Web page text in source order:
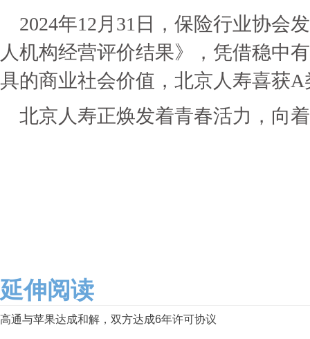
2024年12月31日，保险行业协会
人机构经营评价结果》，凭借稳中
具的商业社会价值，北京人寿喜获A
北京人寿正焕发着青春活力，向
延伸阅读
高通与苹果达成和解，双方达成6年许可协议